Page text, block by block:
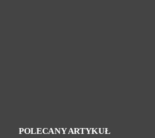
POLECANY ARTYKUŁ